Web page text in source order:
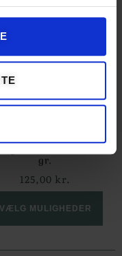
Silkemohair – 25
gr.
125,00 kr.
VÆLG MULIGHEDER